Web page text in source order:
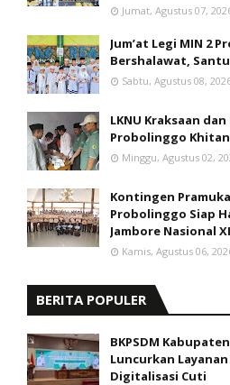
Jumat, Agustus 07,
Jum’at Legi MIN 2
Bershalawat,
Sabtu, Agustus 08,
LKNU Kraksaan
Probolinggo
Minggu, Agustus 02,
Kontingen
Probolinggo Siap
Jambore Nasional
Kamis, Agustus 06,
BERITA POPULER
BKPSDM
Luncurkan Layanan
Digitalisasi Cuti